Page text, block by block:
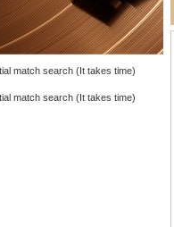
match search (It takes time)
match search (It takes time)